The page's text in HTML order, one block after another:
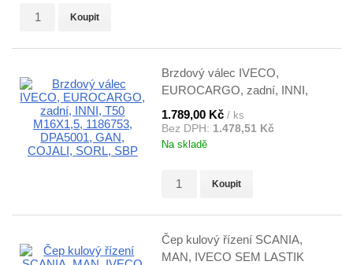
Koupit
Brzdový válec IVECO,
EUROCARGO, zadní, INNI,
T50 M16X1,5, 1186753,
DPA5001, GAN, COJALI,
SORL, SBP
1.789,00 Kč / ks
Bez DPH: 1.478,51 Kč
Na skladě
Koupit
Čep kulový řízení SCANIA,
MAN, IVECO SEM LASTIK